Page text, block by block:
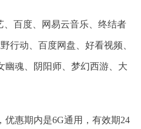
、百度、网易云音乐、终结者
行动、百度网盘、好看视频、
幽魂、阴阳师、梦幻西游、大
优惠期内是6G通用，有效期24